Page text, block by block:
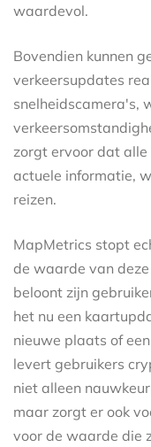
waardevol.
Bovendien kunnen
verkeersupdates
snelheidscamera's,
zorgt ervoor dat
actuele informatie,
reizen.
MapMetrics stopt
de waarde van
beloont zijn
het nu een
nieuwe plaats of
levert gebruikers
niet alleen
maar zorgt er ook
voor de waarde die